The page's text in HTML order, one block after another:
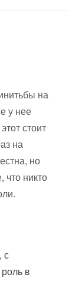
на
у нее
стоит
на
но
что никто
с
в